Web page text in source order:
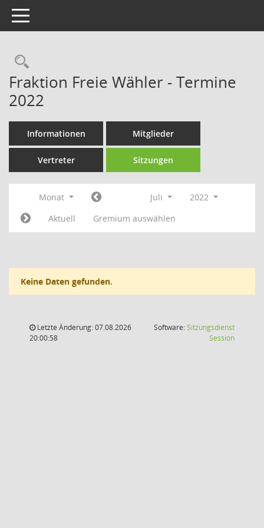
Toggle navigation
Rechercheauswahl
Fraktion Freie Wähler - Termine
2022
Informationen Mitglieder
Vertreter Sitzungen
Monat Juli
2022
Aktuell
Gremium auswählen
Keine Daten gefunden.
Letzte Änderung: 07.08.2026
20:00:58
Software:Sitzungsdienst
Session(Wird in